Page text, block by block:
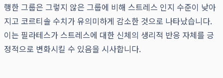
행한 그룹은 그렇지 않은 그룹에 비해 스트레스 인지 수준이 낮아
지고 코르티솔 수치가 유의미하게 감소한 것으로 나타났습니다.
이는 필라테스가 스트레스에 대한 신체의 생리적 반응 자체를 긍
정적으로 변화시킬 수 있음을 시사합니다.